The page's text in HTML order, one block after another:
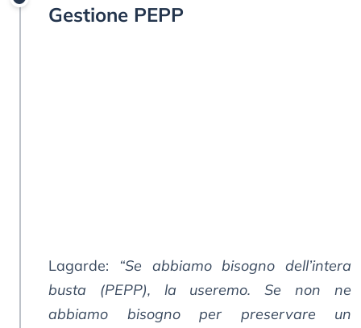
Gestione PEPP
Lagarde: “Se abbiamo bisogno dell’intera
busta (PEPP), la useremo. Se non ne
abbiamo bisogno per preservare un